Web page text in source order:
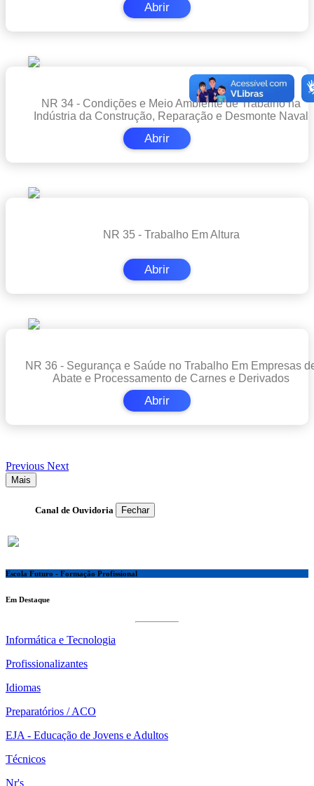
Abrir
NR 34 - Condições e Meio Ambiente de Trabalho na
Indústria da Construção, Reparação e Desmonte Naval
Abrir
NR 35 - Trabalho Em Altura
Abrir
NR 36 - Segurança e Saúde no Trabalho Em Empresas
Abate e Processamento de Carnes e Derivados
Abrir
Previous Next
Mais
Canal de Ouvidoria Fechar
Escola Futuro - Formação Profissional
Em Destaque
Informática e Tecnologia
Profissionalizantes
Idiomas
Preparatórios / ACO
EJA - Educação de Jovens e Adultos
Técnicos
Nr's